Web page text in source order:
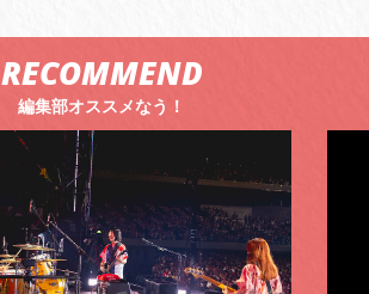
RECOMMEND
編集部オススメなう！